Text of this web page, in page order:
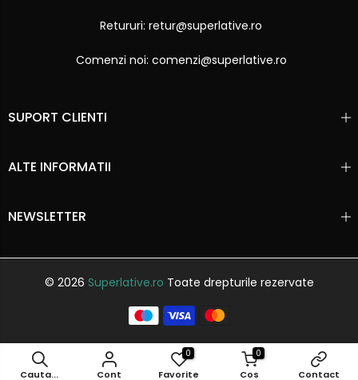
Retururi: retur@superlative.ro
Comenzi noi: comenzi@superlative.ro
SUPORT CLIENTI
ALTE INFORMATII
NEWSLETTER
© 2026 Superlative.ro Toate drepturile rezervate
Cauta... Cont
0
Favorite
0
Cos Contact